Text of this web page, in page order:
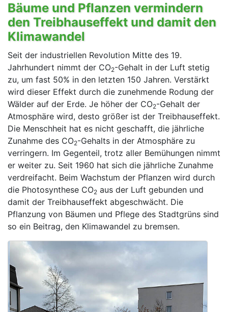
Bäume und Pflanzen vermindern
den Treibhauseffekt und damit den
Klimawandel
Seit der industriellen Revolution Mitte des 19.
Jahrhundert nimmt der CO2-Gehalt in der Luft stetig
zu, um fast 50% in den letzten 150 Jahren. Verstärkt
wird dieser Effekt durch die zunehmende Rodung der
Wälder auf der Erde. Je höher der CO2-Gehalt der
Atmosphäre wird, desto größer ist der Treibhauseffekt.
Die Menschheit hat es nicht geschafft, die jährliche
Zunahme des CO2-Gehalts in der Atmosphäre zu
verringern. Im Gegenteil, trotz aller Bemühungen nimmt
er weiter zu. Seit 1960 hat sich die jährliche Zunahme
verdreifacht. Beim Wachstum der Pflanzen wird durch
die Photosynthese CO2 aus der Luft gebunden und
damit der Treibhauseffekt abgeschwächt. Die
Pflanzung von Bäumen und Pflege des Stadtgrüns sind
so ein Beitrag, den Klimawandel zu bremsen.